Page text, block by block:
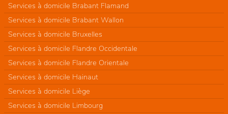
Services à domicile Brabant Flamand
Services à domicile Brabant Wallon
Services à domicile Bruxelles
Services à domicile Flandre Occidentale
Services à domicile Flandre Orientale
Services à domicile Hainaut
Services à domicile Liège
Services à domicile Limbourg